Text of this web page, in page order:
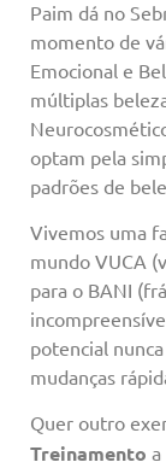
Paim dá no
momento de
Emocional e
múltiplas
optam pela
padrões de
Vivemos uma
mundo VUCA
para o BANI
potencial
mudanças
Quer outro
Treinamento